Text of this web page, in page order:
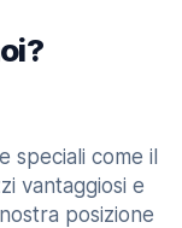
speciali come il
vantaggiosi e
posizione